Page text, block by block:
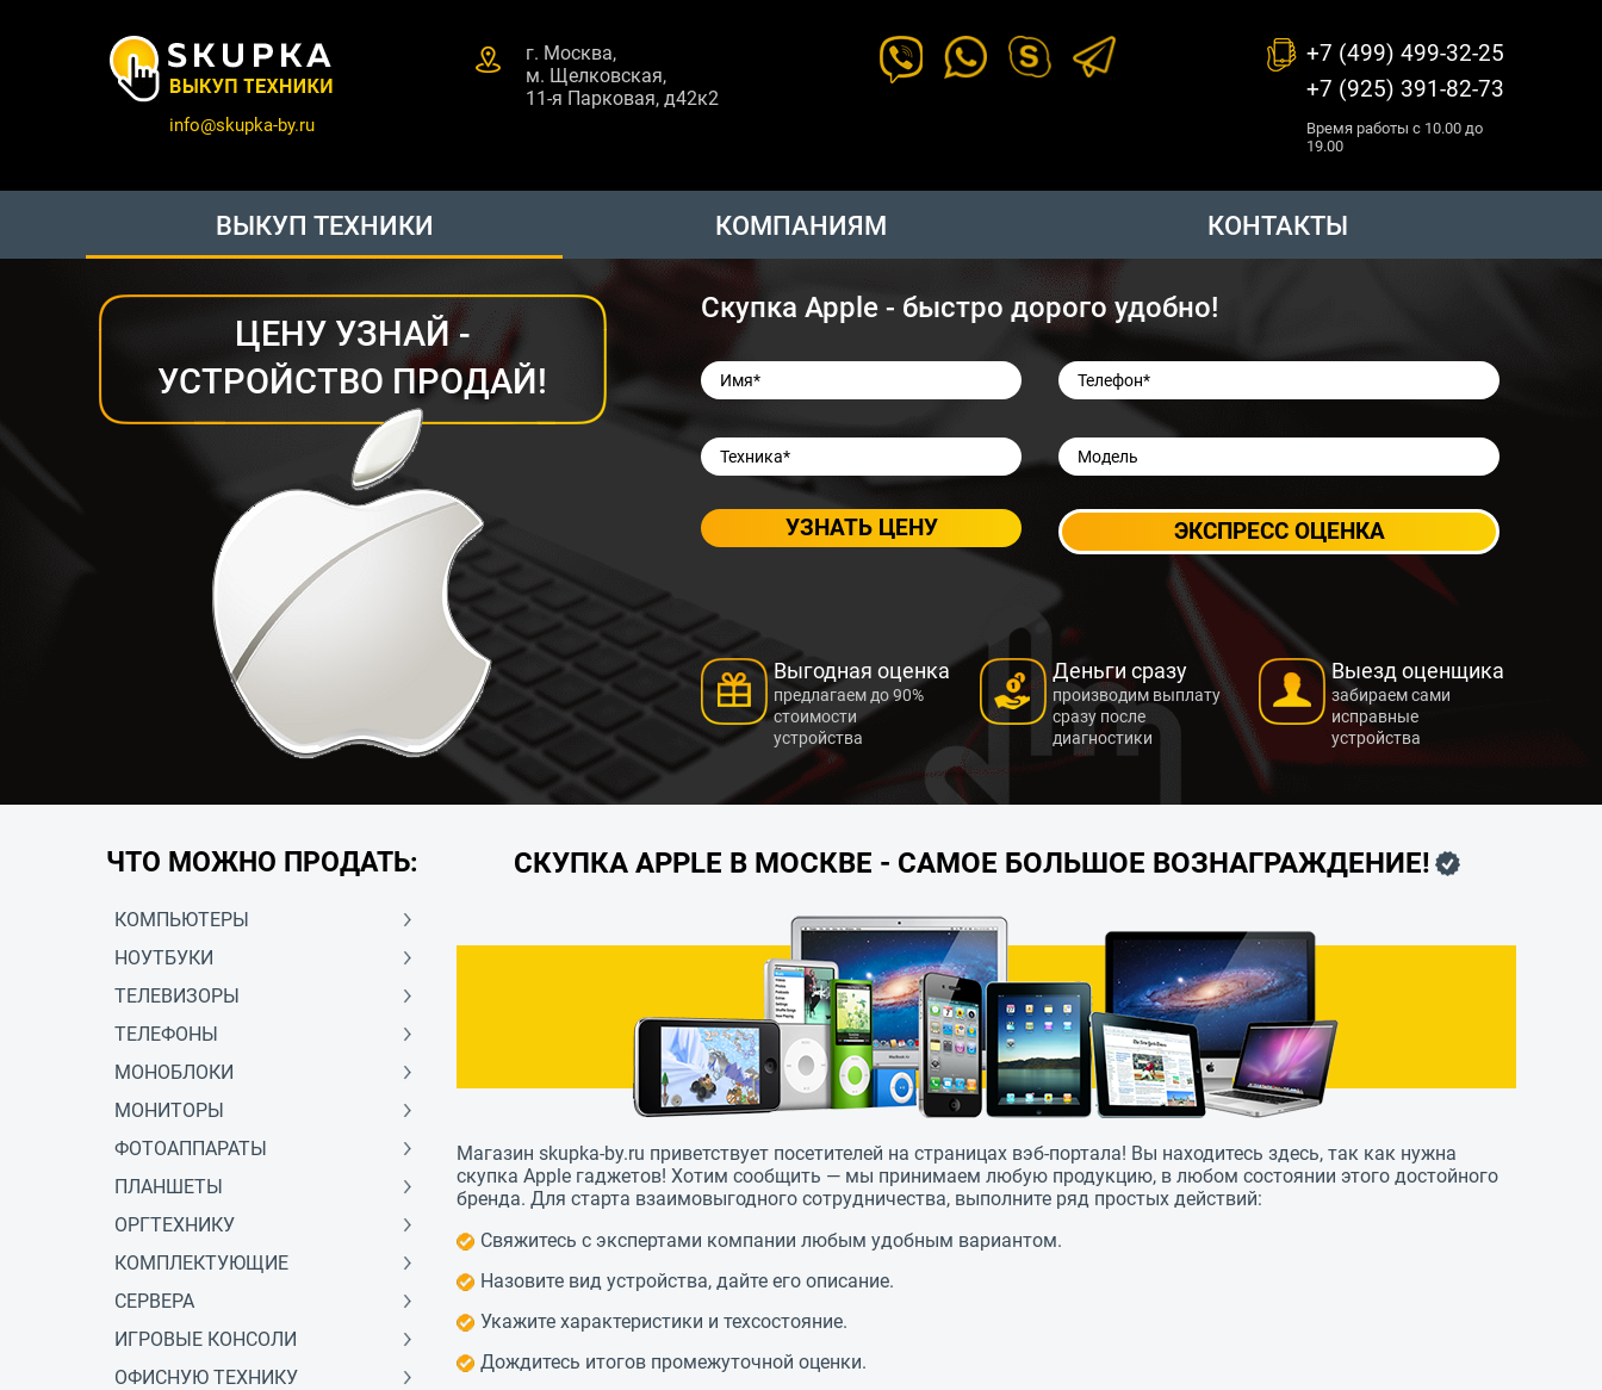
info@skupka-by.ru
г. Москва,
м. Щелковская,
11-я Парковая, д42к2
+7 (499) 499-32-25
+7 (925) 391-82-73
Время работы с 10.00 до
19.00
ВЫКУП ТЕХНИКИ КОМПАНИЯМ КОНТАКТЫ
ЦЕНУ УЗНАЙ -
УСТРОЙСТВО ПРОДАЙ!
Скупка Apple - быстро дорого удобно!
ЭКСПРЕСС ОЦЕНКА
Выгодная оценка
предлагаем до 90%
стоимости
устройства
Деньги сразу
производим выплату
сразу после
диагностики
Выезд оценщика
забираем сами
исправные
устройства
ЧТО МОЖНО ПРОДАТЬ:
КОМПЬЮТЕРЫ
НОУТБУКИ
ТЕЛЕВИЗОРЫ
ТЕЛЕФОНЫ
МОНОБЛОКИ
МОНИТОРЫ
ФОТОАППАРАТЫ
ПЛАНШЕТЫ
ОРГТЕХНИКУ
КОМПЛЕКТУЮЩИЕ
СЕРВЕРА
ИГРОВЫЕ КОНСОЛИ
ОФИСНУЮ ТЕХНИКУ
СКУПКА APPLE В МОСКВЕ - САМОЕ БОЛЬШОЕ ВОЗНАГРАЖДЕНИЕ!
Магазин skupka-by.ru приветствует посетителей на страницах вэб-портала! Вы находитесь здесь, так как нужна
скупка Apple гаджетов! Хотим сообщить — мы принимаем любую продукцию, в любом состоянии этого достойного
бренда. Для старта взаимовыгодного сотрудничества, выполните ряд простых действий:
Свяжитесь с экспертами компании любым удобным вариантом.
Назовите вид устройства, дайте его описание.
Укажите характеристики и техсостояние.
Дождитесь итогов промежуточной оценки.